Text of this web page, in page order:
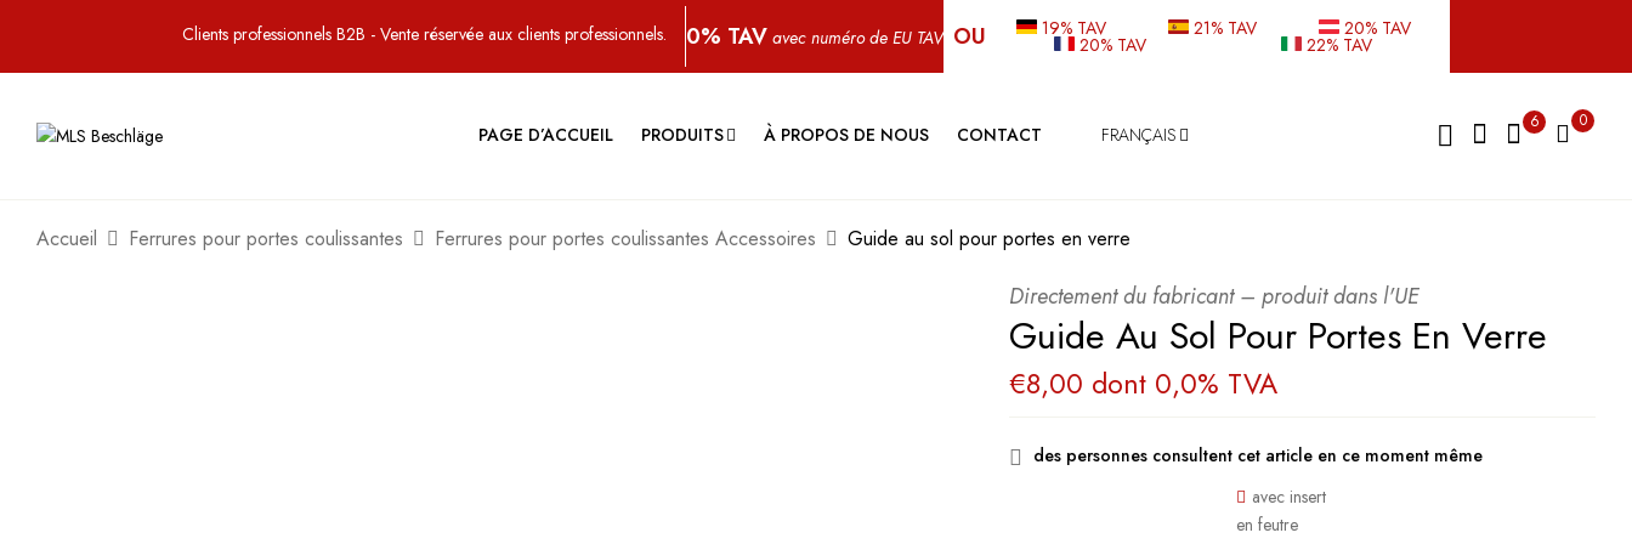
Clients professionnels B2B - Vente réservée aux clients professionnels. 0% TAV avec numéro de EU TAV OU 19% TAV 21% TAV 20% TAV
20% TAV 22% TAV
PAGE D’ACCUEIL PRODUITS À PROPOS DE NOUS CONTACT FRANÇAIS
6 0
Accueil Ferrures pour portes coulissantes Ferrures pour portes coulissantes Accessoires Guide au sol pour portes en verre
Directement du fabricant – produit dans l'UE
Guide Au Sol Pour Portes En Verre
€8,00 dont 0,0% TVA
des personnes consultent cet article en ce moment même
avec insert
en feutre